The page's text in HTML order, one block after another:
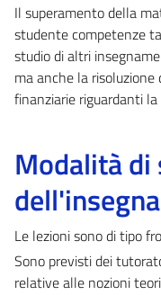
Il superamento della
studente competenze
studio di altri
ma anche la
finanziarie riguardanti
Modalità
Le lezioni sono di tipo
Sono previsti dei
relative alle nozioni